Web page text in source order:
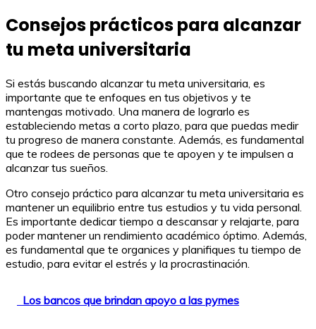
Consejos prácticos para alcanzar
tu meta universitaria
Si estás buscando alcanzar tu meta universitaria, es
importante que te enfoques en tus objetivos y te
mantengas motivado. Una manera de lograrlo es
estableciendo metas a corto plazo, para que puedas medir
tu progreso de manera constante. Además, es fundamental
que te rodees de personas que te apoyen y te impulsen a
alcanzar tus sueños.
Otro consejo práctico para alcanzar tu meta universitaria es
mantener un equilibrio entre tus estudios y tu vida personal.
Es importante dedicar tiempo a descansar y relajarte, para
poder mantener un rendimiento académico óptimo. Además,
es fundamental que te organices y planifiques tu tiempo de
estudio, para evitar el estrés y la procrastinación.
Los bancos que brindan apoyo a las pymes